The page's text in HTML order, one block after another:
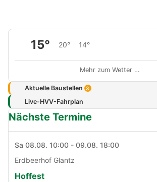
15° 20° 14°
Mehr zum Wetter …
Aktuelle Baustellen 3
Live-HVV-Fahrplan
Nächste Termine
Sa 08.08. 10:00 - 09.08. 18:00
Erdbeerhof Glantz
Hoffest